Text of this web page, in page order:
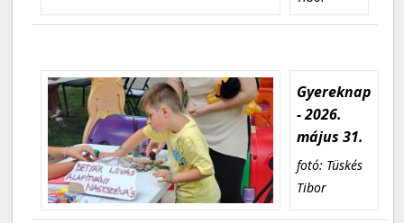
Gyereknap
- 2026.
május 31.
fotó: Tüskés
Tibor